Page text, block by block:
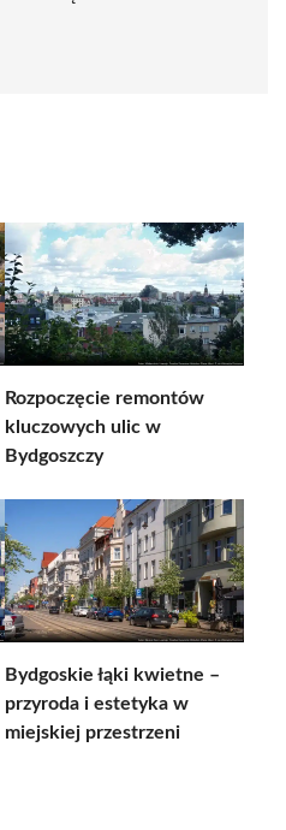
Rozpoczęcie remontów
kluczowych ulic w
Bydgoszczy
Bydgoskie łąki kwietne –
przyroda i estetyka w
miejskiej przestrzeni